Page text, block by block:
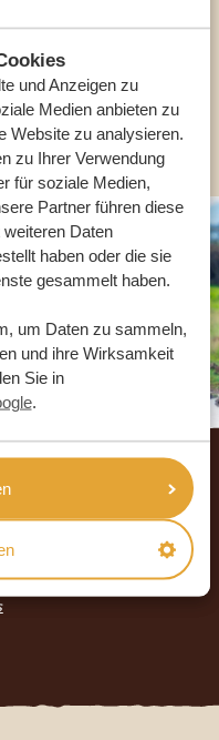
und Anzeigen zu
Medien anbieten zu
Website zu analysieren.
zu Ihrer Verwendung
für soziale Medien,
Partner führen diese
Daten
haben oder die sie
gesammelt haben.
um Daten zu sammeln,
und ihre Wirksamkeit
Sie in
.
795
AFRIKA